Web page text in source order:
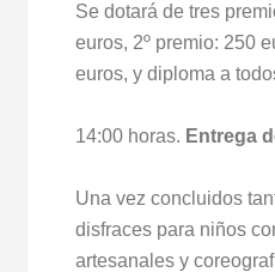
Se dotará de tres
euros, 2º premio: 250
euros, y diploma a
14:00 horas. Entrega
Una vez concluidos
disfraces para niños
artesanales y